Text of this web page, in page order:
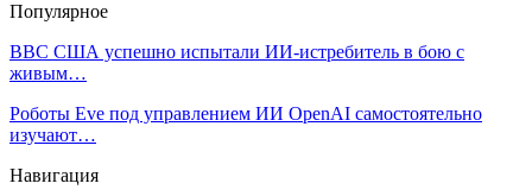
Популярное
ВВС США успешно испытали ИИ-истребитель в бою с
живым…
Роботы Eve под управлением ИИ OpenAI самостоятельно
изучают…
Навигация